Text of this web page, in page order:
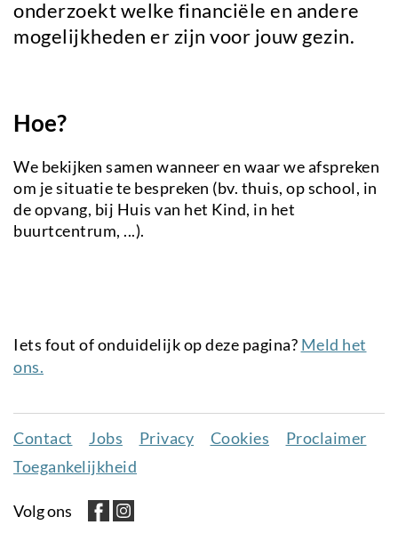
onderzoekt welke financiële en andere
mogelijkheden er zijn voor jouw gezin.
Hoe?
We bekijken samen wanneer en waar we afspreken
om je situatie te bespreken (bv. thuis, op school, in
de opvang, bij Huis van het Kind, in het
buurtcentrum, ...).
Iets fout of onduidelijk op deze pagina? Meld het
ons.
Juridisch
menu
Contact Jobs Privacy Cookies
Proclaimer
Toegankelijkheid
Volg ons